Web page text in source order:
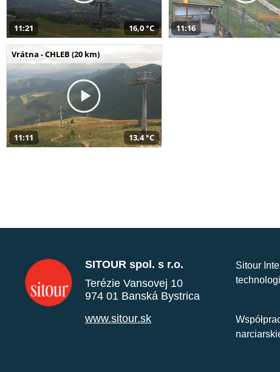
11:21 16,0 °C 11:16
Vrátna - CHLEB (20 km)
11:11 13,4 °C
SITOUR spol. s r.o.
Terézie Vansovej 10
974 01 Banská Bystrica
www.sitour.sk
Sitour